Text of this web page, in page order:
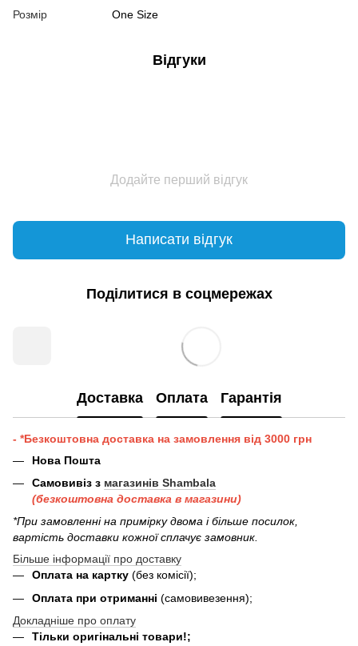
Розмір
One Size
Відгуки
Додайте перший відгук
Написати відгук
Поділитися в соцмережах
Доставка Оплата Гарантія
- *Безкоштовна доставка на замовлення від 3000 грн
Нова Пошта
Самовивіз з магазинів Shambala
(безкоштовна доставка в магазини)
*При замовленні на примірку двома і більше посилок,
вартість доставки кожної сплачує замовник.
Більше інформації про доставку
Оплата на картку (без комісії);
Оплата при отриманні (самовивезення);
Докладніше про оплату
Тільки оригінальні товари!;